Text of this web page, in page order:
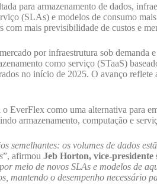
para armazenamento de dados,
(SLAs) e modelos de consumo
mais previsibilidade de custos e
por infraestrutura sob
como serviço (STaaS)
no início de 2025. O avanço
EverFlex como uma alternativa para
armazenamento, computação e
semelhantes: os volumes de dados
”, afirmou Jeb Horton, vice-
meio de novos SLAs e modelos de
mantendo o desempenho